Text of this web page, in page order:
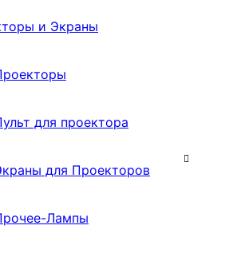
и Экраны
для проектора
для Проекторов
Лампы